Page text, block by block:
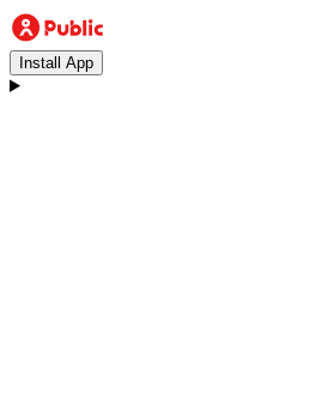
Install App